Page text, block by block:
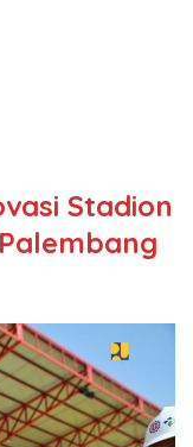
Stadion